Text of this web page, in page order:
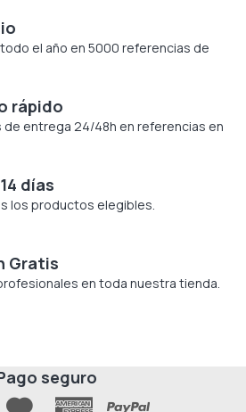
el año en 5000 referencias de
rápido
entrega 24/48h en referencias en
días
los productos elegibles.
Gratis
en toda nuestra tienda.
seguro